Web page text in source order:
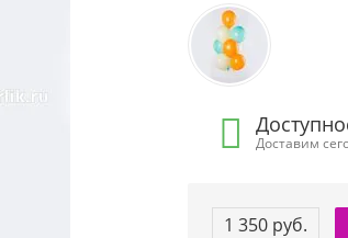
Доставим
1 350 руб.